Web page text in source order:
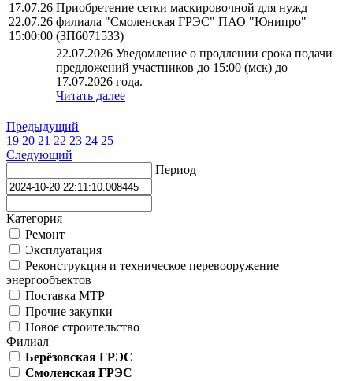
17.07.26
22.07.26
15:00:00
Приобретение сетки маскировочной для нужд
филиала "Смоленская ГРЭС" ПАО "Юнипро"
(ЗП6071533)
22.07.2026 Уведомление о продлении срока подачи
предложений участников до 15:00 (мск) до
17.07.2026 года.
Читать далее
Предыдущий
19 20 21 22 23 24 25
Следующий
Период
Категория
Ремонт
Эксплуатация
Реконструкция и техническое перевооружение
энергообъектов
Поставка МТР
Прочие закупки
Новое строительство
Филиал
Берёзовская ГРЭС
Смоленская ГРЭС